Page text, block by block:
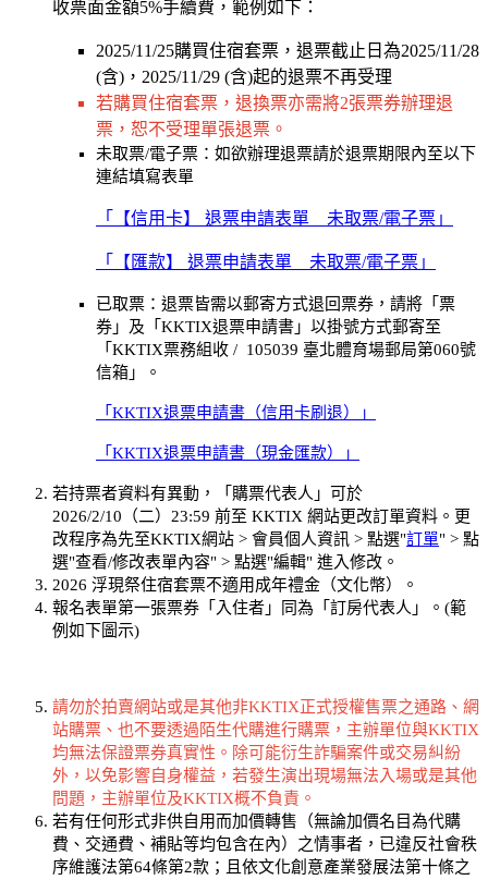
收票面金額5%手續費，範例如下：
2025/11/25購買住宿套票，退票截止日為2025/11/28
(含)，2025/11/29 (含)起的退票不再受理
若購買住宿套票，退換票亦需將2張票券辦理退
票，恕不受理單張退票。
未取票/電子票：如欲辦理退票請於退票期限內至以下
連結填寫表單
「【信用卡】 退票申請表單 _ 未取票/電子票」
「【匯款】 退票申請表單 _ 未取票/電子票」
已取票：退票皆需以郵寄方式退回票券，請將「票
券」及「KKTIX退票申請書」 以掛號方式郵寄至
「KKTIX票務組收 / 105039 臺北體育場郵局第060號
信箱」。
「KKTIX退票申請書（信用卡刷退）」
「KKTIX退票申請書（現金匯款）」
若持票者資料有異動，「購票代表人」可於
2026/2/10（二）23:59 前至 KKTIX 網站更改訂單資料。更
改程序為先至KKTIX網站 > 會員個人資訊 > 點選"訂單" > 點
選"查看/修改表單內容" > 點選"編輯" 進入修改。
2026 浮現祭住宿套票不適用成年禮金（文化幣）。
報名表單第一張票券「入住者」同為「訂房代表人」。(範
例如下圖示)
請勿於拍賣網站或是其他非KKTIX正式授權售票之通路、網
站購票、也不要透過陌生代購進行購票，主辦單位與KKTIX
均無法保證票券真實性。除可能衍生詐騙案件或交易糾紛
外，以免影響自身權益，若發生演出現場無法入場或是其他
問題，主辦單位及KKTIX概不負責。
若有任何形式非供自用而加價轉售（無論加價名目為代購
費、交通費、補貼等均包含在內）之情事者，已違反社會秩
序維護法第64條第2款；且依文化創意產業發展法第十條之